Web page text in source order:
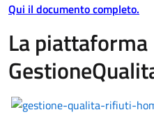
Qui il documento completo.
La piattaforma